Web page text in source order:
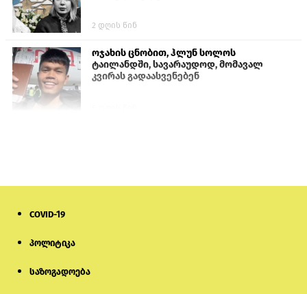
2 დღის წინ
ოჯახის ცნობით, ჰლუნ სოლოს
ტაილანდში, სავარაუდოდ, მომავალ
კვირას გადაასვენებენ
COVID-19
პოლიტიკა
საზოგადოება